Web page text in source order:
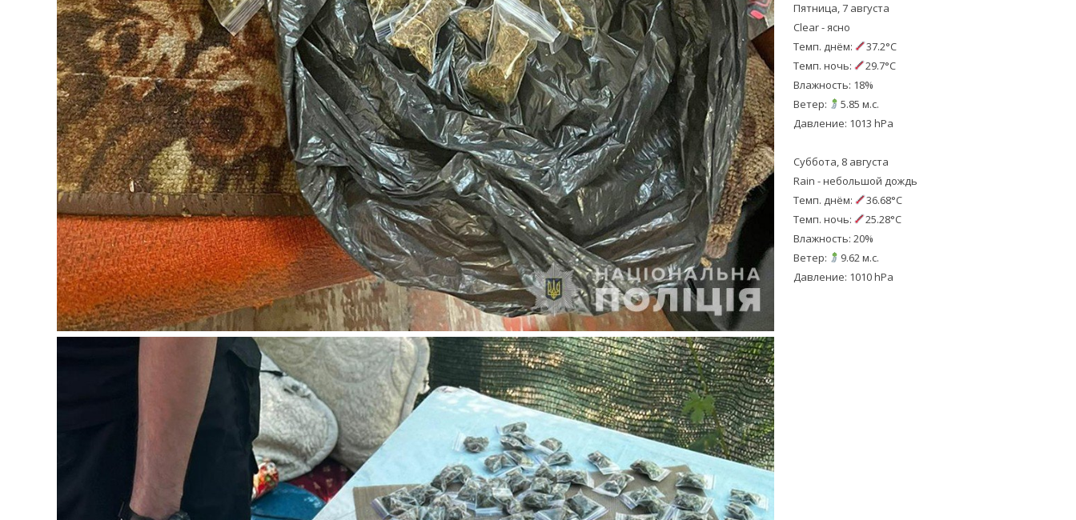
Пятница, 7 августа
Clear - ясно
Темп. днём:
37.2°C
Темп. ночь:
29.7°C
Влажность: 18%
Ветер:
5.85 м.с.
Давление: 1013 hPa
Суббота, 8 августа
Rain - небольшой дождь
Темп. днём:
36.68°C
Темп. ночь:
25.28°C
Влажность: 20%
Ветер:
9.62 м.с.
Давление: 1010 hPa